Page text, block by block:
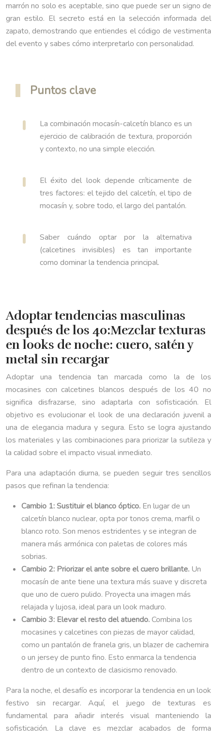
marrón no solo es aceptable, sino que puede ser un signo de
gran estilo. El secreto está en la selección informada del
zapato, demostrando que entiendes el código de vestimenta
del evento y sabes cómo interpretarlo con personalidad.
Puntos clave
La combinación mocasín-calcetín blanco es un
ejercicio de calibración de textura, proporción
y contexto, no una simple elección.
El éxito del look depende críticamente de
tres factores: el tejido del calcetín, el tipo de
mocasín y, sobre todo, el largo del pantalón.
Saber cuándo optar por la alternativa
(calcetines invisibles) es tan importante
como dominar la tendencia principal.
Adoptar tendencias masculinas
después de los 40:Mezclar texturas
en looks de noche: cuero, satén y
metal sin recargar
Adoptar una tendencia tan marcada como la de los
mocasines con calcetines blancos después de los 40 no
significa disfrazarse, sino adaptarla con sofisticación. El
objetivo es evolucionar el look de una declaración juvenil a
una de elegancia madura y segura. Esto se logra ajustando
los materiales y las combinaciones para priorizar la sutileza y
la calidad sobre el impacto visual inmediato.
Para una adaptación diurna, se pueden seguir tres sencillos
pasos que refinan la tendencia:
Cambio 1: Sustituir el blanco óptico. En lugar de un
calcetín blanco nuclear, opta por tonos crema, marfil o
blanco roto. Son menos estridentes y se integran de
manera más armónica con paletas de colores más
sobrias.
Cambio 2: Priorizar el ante sobre el cuero brillante. Un
mocasín de ante tiene una textura más suave y discreta
que uno de cuero pulido. Proyecta una imagen más
relajada y lujosa, ideal para un look maduro.
Cambio 3: Elevar el resto del atuendo.Combina los
mocasines y calcetines con piezas de mayor calidad,
como un pantalón de franela gris, un blazer de cachemira
o un jersey de punto fino. Esto enmarca la tendencia
dentro de un contexto de clasicismo renovado.
Para la noche, el desafío es incorporar la tendencia en un look
festivo sin recargar. Aquí, el juego de texturas es
fundamental para añadir interés visual manteniendo la
sofisticación. La clave es mezclar acabados de forma